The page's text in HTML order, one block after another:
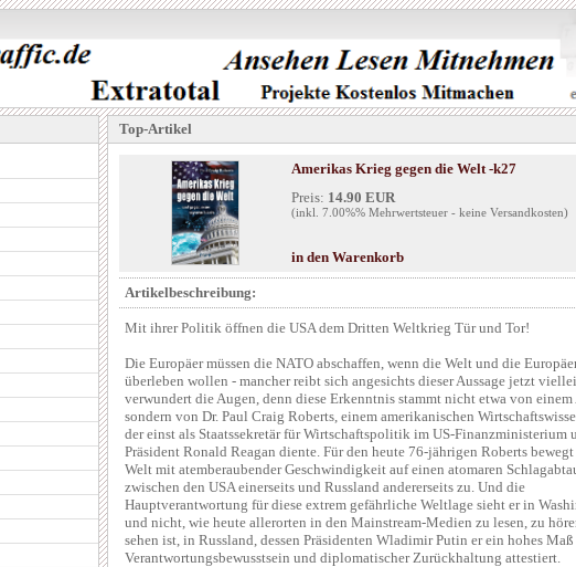
Top-Artikel
Amerikas Krieg gegen die Welt -k27
Preis: 14.90 EUR
(inkl. 7.00%% Mehrwertsteuer - keine Versandkosten)
in den Warenkorb
Artikelbeschreibung:
Mit ihrer Politik öffnen die USA dem Dritten Weltkrieg Tür und Tor!
Die Europäer müssen die NATO abschaffen, wenn die Welt und die
überleben wollen - mancher reibt sich angesichts dieser Aussage jetzt
verwundert die Augen, denn diese Erkenntnis stammt nicht etwa von
sondern von Dr. Paul Craig Roberts, einem amerikanischen
der einst als Staatssekretär für Wirtschaftspolitik im US-Finanzministerium
Präsident Ronald Reagan diente. Für den heute 76-jährigen Roberts
Welt mit atemberaubender Geschwindigkeit auf einen atomaren
zwischen den USA einerseits und Russland andererseits zu. Und die
Hauptverantwortung für diese extrem gefährliche Weltlage sieht er in
und nicht, wie heute allerorten in den Mainstream-Medien zu lesen, zu
sehen ist, in Russland, dessen Präsidenten Wladimir Putin er ein hohes Maß
Verantwortungsbewusstsein und diplomatischer Zurückhaltung attestiert.